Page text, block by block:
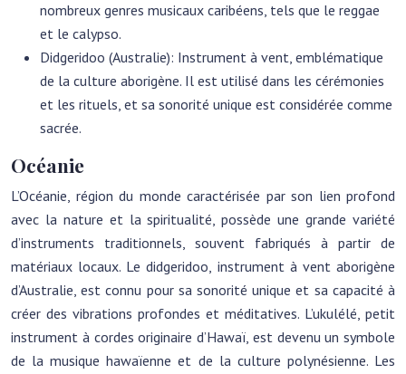
nombreux genres musicaux caribéens, tels que le reggae
et le calypso.
Didgeridoo (Australie): Instrument à vent, emblématique
de la culture aborigène. Il est utilisé dans les cérémonies
et les rituels, et sa sonorité unique est considérée comme
sacrée.
Océanie
L’Océanie, région du monde caractérisée par son lien profond
avec la nature et la spiritualité, possède une grande variété
d’instruments traditionnels, souvent fabriqués à partir de
matériaux locaux. Le didgeridoo, instrument à vent aborigène
d’Australie, est connu pour sa sonorité unique et sa capacité à
créer des vibrations profondes et méditatives. L’ukulélé, petit
instrument à cordes originaire d’Hawaï, est devenu un symbole
de la musique hawaïenne et de la culture polynésienne. Les